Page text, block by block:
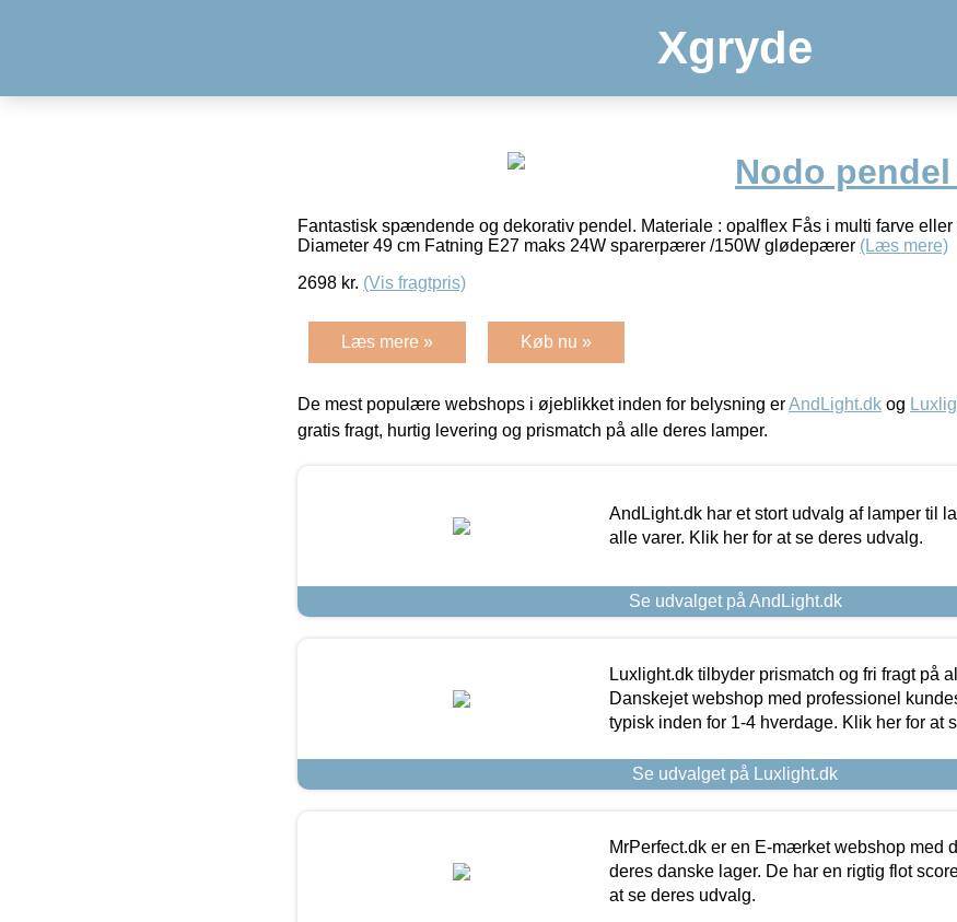
Xgryde
Nodo
Fantastisk spændende og dekorativ pendel. Materiale : opalflex Fås i multi farve
Diameter 49 cm Fatning E27 maks 24W sparerpærer /150W glødepærer (Læs mere)
2698 kr. (Vis fragtpris)
Læs mere » Køb nu »
De mest populære webshops i øjeblikket inden for belysning erAndLight.dk og
gratis fragt, hurtig levering og prismatch på alle deres lamper.
AndLight.dk har et stort udvalg af lamper til
alle varer. Klik her for at se deres udvalg.
Se udvalget på AndLight.dk
Luxlight.dk tilbyder prismatch og fri fragt på
Danskejet webshop med professionel
typisk inden for 1-4 hverdage. Klik her for at
Se udvalget på Luxlight.dk
MrPerfect.dk er en E-mærket webshop med
deres danske lager. De har en rigtig flot
at se deres udvalg.